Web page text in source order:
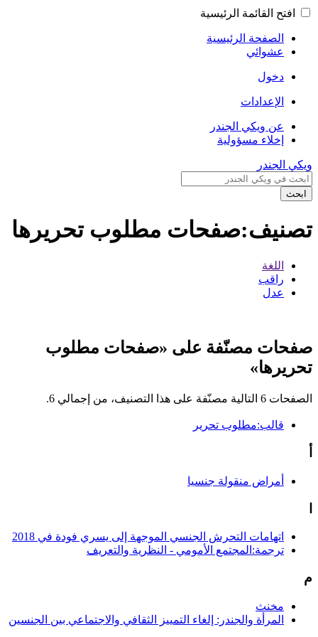
افتح القائمة الرئيسية
الصفحة الرئيسية
عشوائي
دخول
الإعدادات
عن ويكي الجندر
إخلاء مسؤولية
ويكي الجندر
ابحث
تصنيف:صفحات مطلوب تحريرها
اللغة
راقب
عدل
صفحات مصنّفة على «صفحات مطلوب
تحريرها»
الصفحات 6 التالية مصنّفة على هذا التصنيف، من إجمالي 6.
قالب:مطلوب تحرير
أمراض منقولة جنسيا
اتهامات التحرش الجنسي الموجهة إلى يسري فودة في 2018
ترجمة:المجتمع الأمومي - النظرية والتعريف
م
مخنث
المرأة والجندر: إلغاء التمييز الثقافي والاجتماعي بين الجنسين